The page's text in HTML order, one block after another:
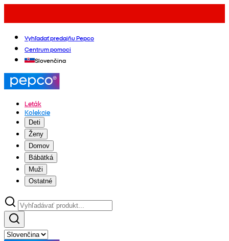
Vyhľadať predajňu Pepco
Centrum pomoci
Slovenčina
Leták
Kolekcie
Deti
Ženy
Domov
Bábätká
Muži
Ostatné